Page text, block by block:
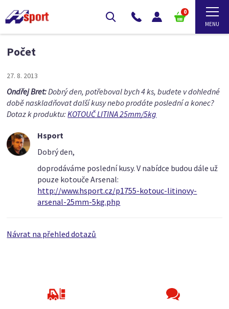
0
Počet
27. 8. 2013
Ondřej Bret:Dobrý den, potřeboval bych 4 ks, budete v dohledné
době naskladňovat další kusy nebo prodáte poslední a konec?
Dotaz k produktu:KOTOUČ LITINA 25mm/5kg
Hsport
Dobrý den,
doprodáváme poslední kusy. V nabídce budou dále už
pouze kotouče Arsenal:
http://www.hsport.cz/p1755-kotouc-litinovy-
arsenal-25mm-5kg.php
Návrat na přehled dotazů